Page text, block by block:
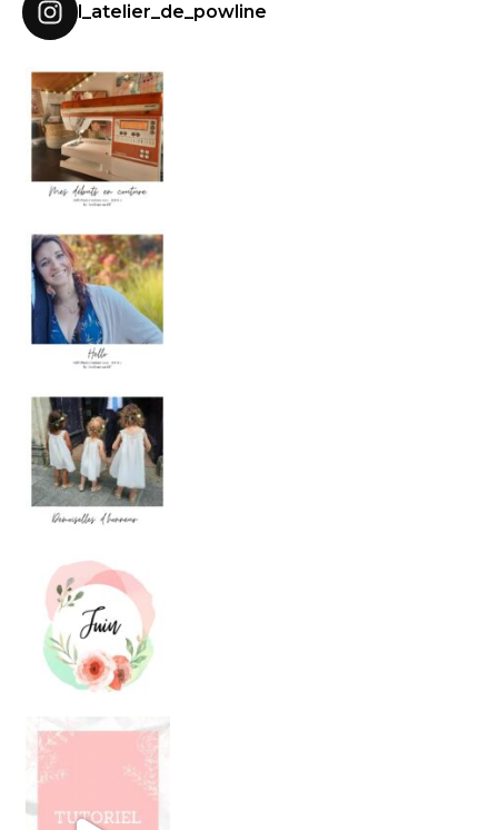
l_atelier_de_powline
MES DÉBUTS EN C
HELLO
Je
DEMOISELLES D’HONNEUR
Quand une amie
JUIN
TUTO - AIGUILLE DOUBLE
. J’ai cousu pr